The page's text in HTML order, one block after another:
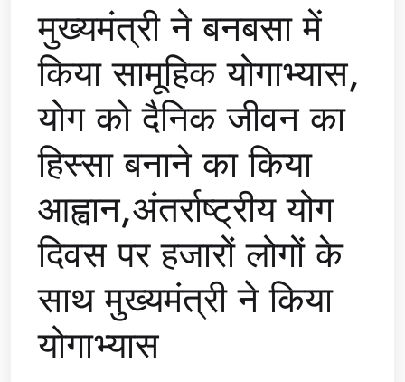
मुख्यमंत्री ने बनबसा में
किया सामूहिक योगाभ्यास,
योग को दैनिक जीवन का
हिस्सा बनाने का किया
आह्वान,अंतर्राष्ट्रीय योग
दिवस पर हजारों लोगों के
साथ मुख्यमंत्री ने किया
योगाभ्यास